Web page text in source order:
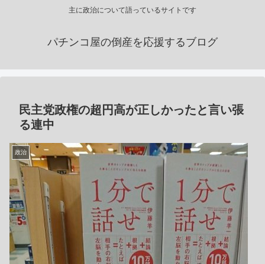
主に政治について語っているサイトです
パチンコ屋の倒産を応援するブログ
民主党政権の超円高が正しかったと言い張
る連中
政治